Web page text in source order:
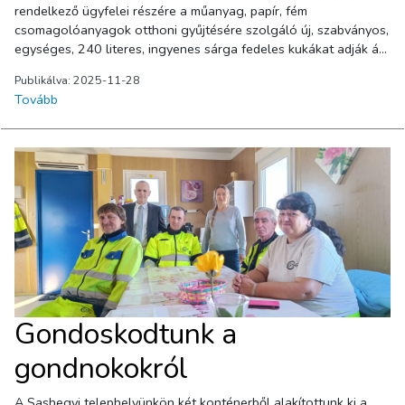
Publikálva: 2025-11-28
Tovább
Gondoskodtunk a
gondnokokról